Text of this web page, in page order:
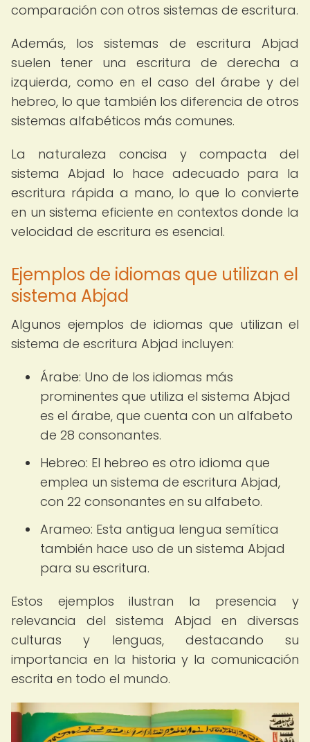
comparación con otros sistemas de escritura.
Además, los sistemas de escritura Abjad
suelen tener una escritura de derecha a
izquierda, como en el caso del árabe y del
hebreo, lo que también los diferencia de otros
sistemas alfabéticos más comunes.
La naturaleza concisa y compacta del
sistema Abjad lo hace adecuado para la
escritura rápida a mano, lo que lo convierte
en un sistema eficiente en contextos donde la
velocidad de escritura es esencial.
Ejemplos de idiomas que utilizan el
sistema Abjad
Algunos ejemplos de idiomas que utilizan el
sistema de escritura Abjad incluyen:
Árabe: Uno de los idiomas más
prominentes que utiliza el sistema Abjad
es el árabe, que cuenta con un alfabeto
de 28 consonantes.
Hebreo: El hebreo es otro idioma que
emplea un sistema de escritura Abjad,
con 22 consonantes en su alfabeto.
Arameo: Esta antigua lengua semítica
también hace uso de un sistema Abjad
para su escritura.
Estos ejemplos ilustran la presencia y
relevancia del sistema Abjad en diversas
culturas y lenguas, destacando su
importancia en la historia y la comunicación
escrita en todo el mundo.